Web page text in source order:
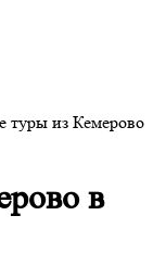
туры из Кемерово
в